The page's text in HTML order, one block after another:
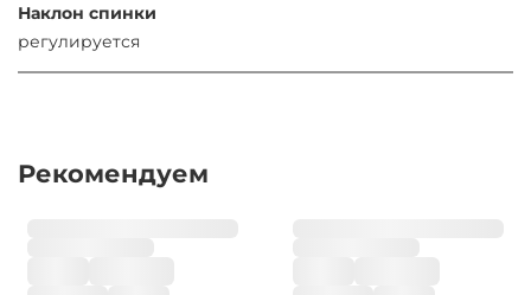
Наклон спинки
регулируется
Рекомендуем